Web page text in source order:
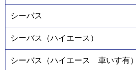
シーバス
シーバス（ハイエース）
シーバス（ハイエース 車いす有）